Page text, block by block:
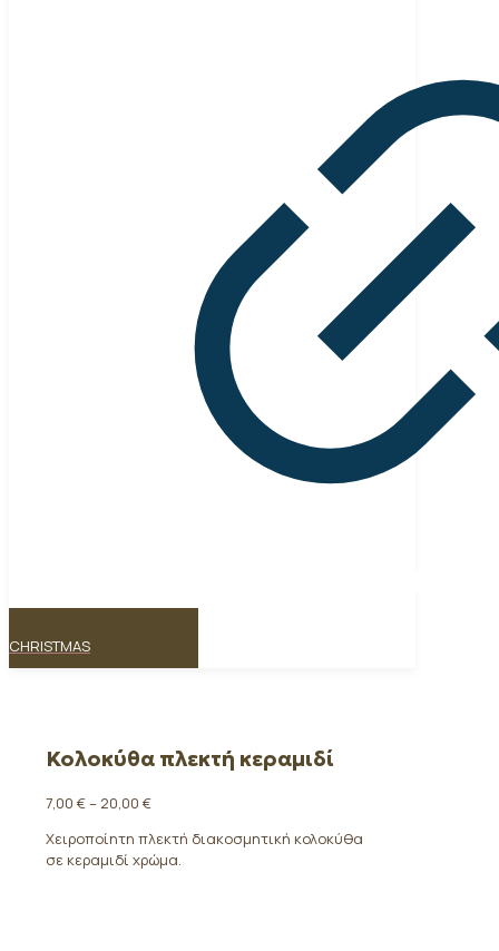
CHRISTMAS
Κολοκύθα πλεκτή κεραμιδί
7,00 €– 20,00 €Price
7,00 €
through
Χειροποίητη πλεκτή διακοσμητική κολοκύθα
σε κεραμιδί χρώμα.